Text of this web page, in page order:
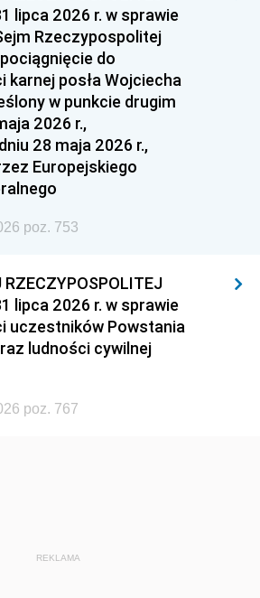
1950 1949
1947
1938 1937
1930
lipca 2026 r. w sprawie
Rzeczypospolitej
do
karnej posła Wojciecha
w punkcie drugim
2026 r.,
28 maja 2026 r.,
Europejskiego
poz. 753
RZECZYPOSPOLITEJ
lipca 2026 r. w sprawie
uczestników Powstania
ludności cywilnej
poz. 767
REKLAMA